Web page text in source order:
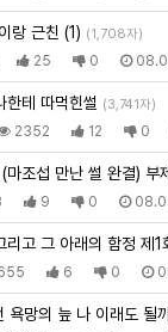
랑 근친 (1) (1,708자)
25 0
한테 따먹힌썰 (3,741자)
2352 12 0
조섭 만난 썰 완결) 부
9 0
리고 그 아래의 함정 제1
6 0
욕망의 늪 나 이래도 될